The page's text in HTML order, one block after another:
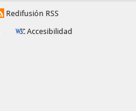
Redifusión RSS
Accesibilidad